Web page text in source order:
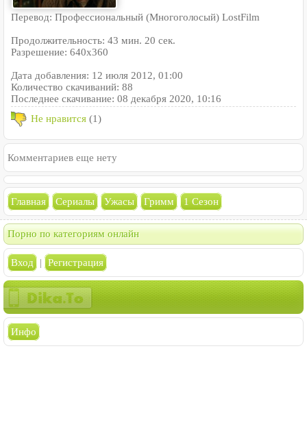
Перевод: Профессиональный (Многоголосый) LostFilm
Продолжительность: 43 мин. 20 сек.
Разрешение: 640x360
Дата добавления: 12 июля 2012, 01:00
Количество скачиваний: 88
Последнее скачивание: 08 декабря 2020, 10:16
Не нравится (1)
Комментариев еще нету
Главная Сериалы Ужасы Гримм 1 Сезон
Порно по категориям онлайн
Вход | Регистрация
Инфо